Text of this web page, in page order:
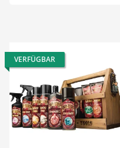
VERFÜGBAR